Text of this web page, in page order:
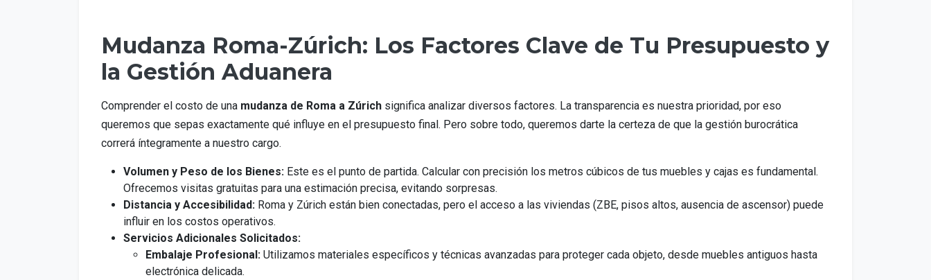
Mudanza Roma-Zúrich: Los Factores Clave de Tu Presupuesto y
la Gestión Aduanera
Comprender el costo de una mudanza de Roma a Zúrich significa analizar diversos factores. La transparencia es nuestra prioridad, por eso
queremos que sepas exactamente qué influye en el presupuesto final. Pero sobre todo, queremos darte la certeza de que la gestión burocrática
correrá íntegramente a nuestro cargo.
Volumen y Peso de los Bienes: Este es el punto de partida. Calcular con precisión los metros cúbicos de tus muebles y cajas es fundamental.
Ofrecemos visitas gratuitas para una estimación precisa, evitando sorpresas.
Distancia y Accesibilidad: Roma y Zúrich están bien conectadas, pero el acceso a las viviendas (ZBE, pisos altos, ausencia de ascensor) puede
influir en los costos operativos.
Servicios Adicionales Solicitados:
Embalaje Profesional: Utilizamos materiales específicos y técnicas avanzadas para proteger cada objeto, desde muebles antiguos hasta
electrónica delicada.